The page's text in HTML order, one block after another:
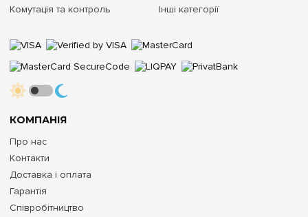
КОМПАНІЯ
Про нас
Контакти
Доставка і оплата
Гарантія
Співробітництво
Комутація та контроль
Інші категорії